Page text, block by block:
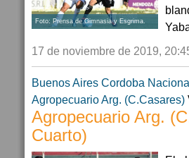
Foto: Prensa de Gimnasia y Esgrima.
17 de noviembre de 2019,
Buenos Aires Cordoba
Agropecuario Arg. (C.Casares)
Agropecuario Arg.
Cuarto)